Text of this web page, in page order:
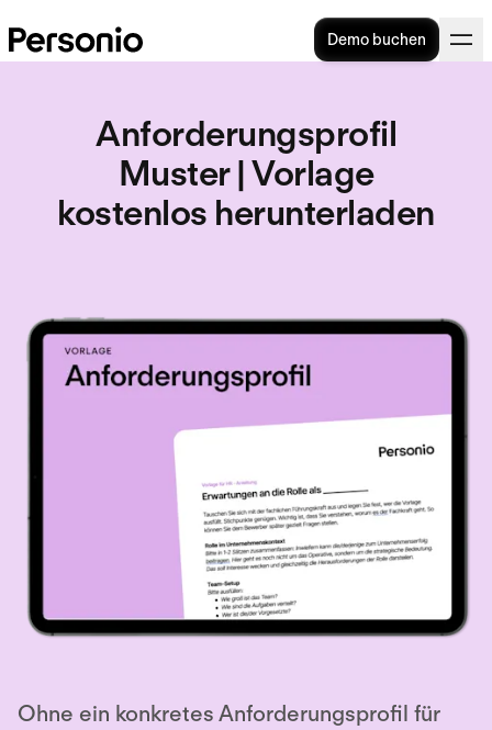
Demo buchen
Anforderungsprofil
Muster | Vorlage
kostenlos herunterladen
Ohne ein konkretes Anforderungsprofil für